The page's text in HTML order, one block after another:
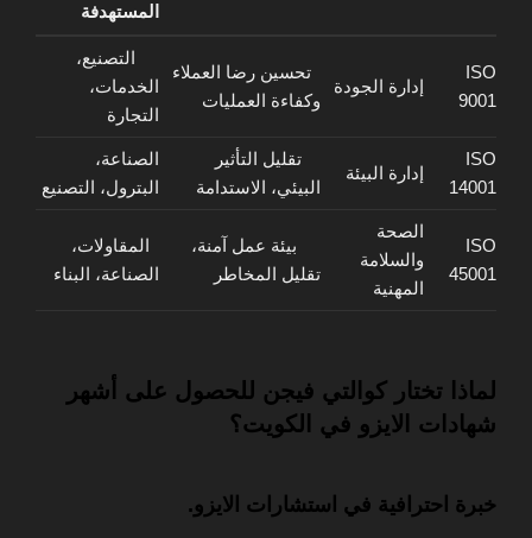
المستهدفة
ISO
9001
إدارة الجودة
تحسين رضا العملاء
وكفاءة العمليات
التصنيع،
الخدمات،
التجارة
ISO
14001
إدارة البيئة
تقليل التأثير
البيئي، الاستدامة
الصناعة،
البترول، التصنيع
ISO
45001
الصحة
والسلامة
المهنية
بيئة عمل آمنة،
تقليل المخاطر
المقاولات،
الصناعة، البناء
لماذا تختار كوالتي فيجن للحصول على أشهر
شهادات الايزو في الكويت؟
خبرة احترافية في استشارات الايزو.